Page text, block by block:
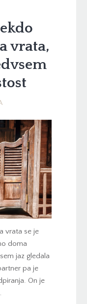
vrata,
vrata se je
doma
jaz gledala
pa je
On je